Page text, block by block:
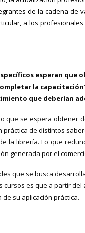
de la cadena de
a los profesionales
esperan que
la
que deberían
que se espera obtener
práctica de distintos
la librería. Lo que
generada por el
que se busca
cursos es que a partir
su aplicación práctica.